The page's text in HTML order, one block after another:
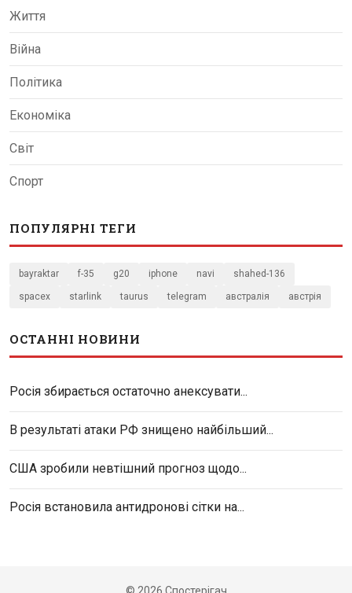
Життя
Війна
Політика
Економіка
Світ
Спорт
ПОПУЛЯРНІ ТЕГИ
bayraktar f-35 g20 iphone navi shahed-136
spacex starlink taurus telegram австралія австрія
ОСТАННІ НОВИНИ
Росія збирається остаточно анексувати...
В результаті атаки РФ знищено найбільший...
США зробили невтішний прогноз щодо...
Росія встановила антидронові сітки на...
© 2026 Спостерігач